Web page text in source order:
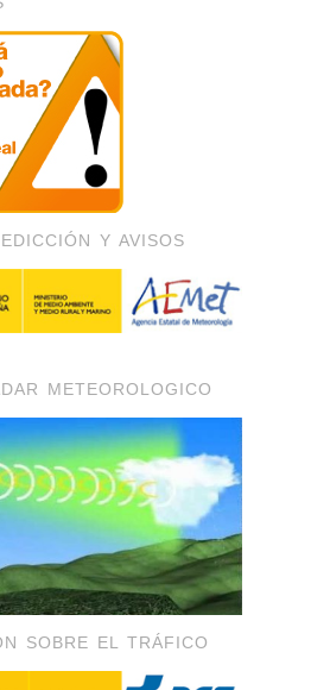
Y AVISOS
METEOROLOGICO
SOBRE EL TRÁFICO